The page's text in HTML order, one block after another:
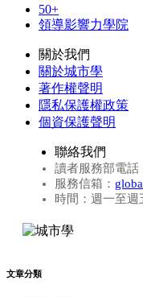
50+
領導影響力學院
關於我們
關於城市學
著作權聲明
隱私保護權政策
個資保護聲明
聯絡我們
讀者服務部電話
服務信箱：
時間：週一至週
文章分類